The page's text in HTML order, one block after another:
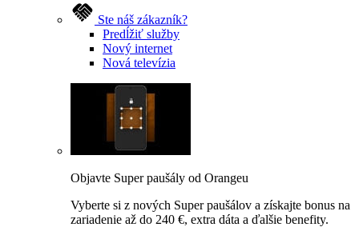
Ste náš zákazník?
Predĺžiť služby
Nový internet
Nová televízia
Objavte Super paušály od Orangeu
Vyberte si z nových Super paušálov a získajte bonus na
zariadenie až do 240 €, extra dáta a ďalšie benefity.